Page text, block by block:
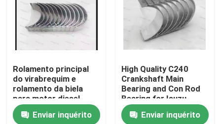
Rolamento principal
do virabrequim e
rolamento da biela
para motor diesel
6D114, peça 3950661
3945918Enviar inquérito
High Quality C240
Crankshaft Main
Bearing and Con Rod
Bearing for Isuzu
Motor Diesel Engine
Part Enviar inquérito